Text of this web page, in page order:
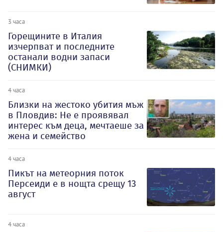
3 часа
Горещините в Италия
изчерпват и последните
останали водни запаси
(СНИМКИ)
4 часа
Близки на жестоко убития мъж
в Пловдив: Не е проявявал
интерес към деца, мечтаеше за
жена и семейство
4 часа
Пикът на метеорния поток
Персеиди е в нощта срещу 13
август
4 часа